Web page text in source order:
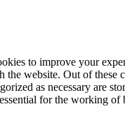
to improve your
the website. Out of these
as necessary are
for the working of